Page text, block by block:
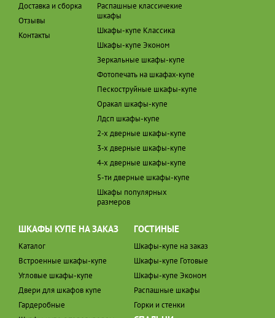
Доставка и сборка
Отзывы
Контакты
Распашные классичекие
шкафы
Шкафы-купе Классика
Шкафы-купе Эконом
Зеркальные шкафы-купе
Фотопечать на шкафах-купе
Пескоструйные шкафы-купе
Оракал шкафы-купе
Лдсп шкафы-купе
2-х дверные шкафы-купе
3-х дверные шкафы-купе
4-х дверные шкафы-купе
5-ти дверные шкафы-купе
Шкафы популярных
размеров
ШКАФЫ КУПЕ НА ЗАКАЗ
Каталог
Встроенные шкафы-купе
Угловые шкафы-купе
Двери для шкафов купе
Гардеробные
ГОСТИНЫЕ
Шкафы-купе на заказ
Шкафы-купе Готовые
Шкафы-купе Эконом
Распашные шкафы
Горки и стенки